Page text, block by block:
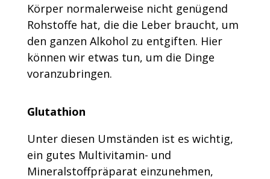
Körper normalerweise nicht genügend
Rohstoffe hat, die die Leber braucht, um
den ganzen Alkohol zu entgiften. Hier
können wir etwas tun, um die Dinge
voranzubringen.
Glutathion
Unter diesen Umständen ist es wichtig,
ein gutes Multivitamin- und
Mineralstoffpräparat einzunehmen,